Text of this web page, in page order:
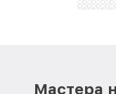
Мастера